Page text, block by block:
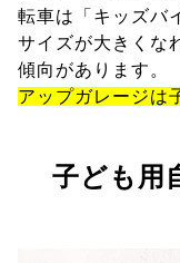
転車は「キッズバ
サイズが大きくな
傾向があります。
アップガレージは
子ども用